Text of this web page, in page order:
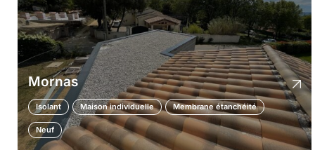
Mornas
Isolant Maison individuelle Membrane étanchéité
Neuf